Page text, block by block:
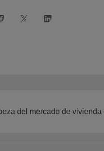
del mercado de vivienda